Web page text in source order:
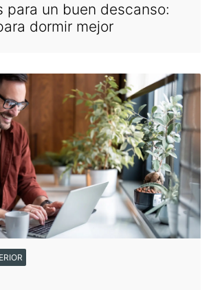
para un buen descanso:
dormir mejor